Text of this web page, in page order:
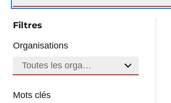
Filtres
Organisations
Toutes les organisations
Mots clés